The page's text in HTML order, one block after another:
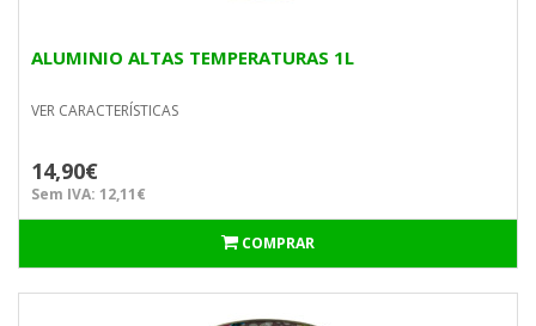
ALUMINIO ALTAS TEMPERATURAS 1L
VER CARACTERÍSTICAS
14,90€
Sem IVA: 12,11€
COMPRAR